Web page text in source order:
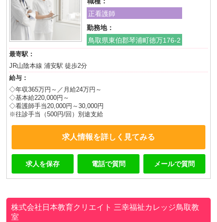
正看護師
勤務地：
鳥取県東伯郡琴浦町徳万176-2
最寄駅：
JR山陰本線 浦安駅 徒歩2分
給与：
◇年収365万円～／月給24万円～
◇基本給220,000円～
◇看護師手当20,000円～30,000円
※往診手当（500円/回）別途支給
求人情報を詳しく見てみる
求人を保存 電話で質問 メールで質問
株式会社日本教育クリエイト 三幸福祉カレッジ鳥取教
室